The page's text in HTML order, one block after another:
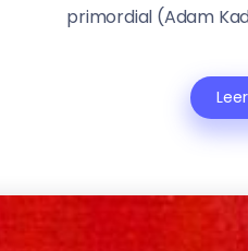
primordial (Adam